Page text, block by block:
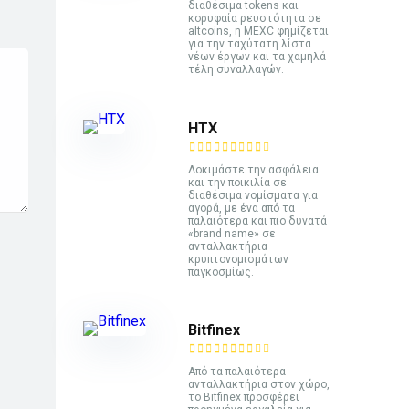
διαθέσιμα tokens και
κορυφαία ρευστότητα σε
altcoins, η MEXC φημίζεται
για την ταχύτατη λίστα
νέων έργων και τα χαμηλά
τέλη συναλλαγών.
HTX
Δοκιμάστε την ασφάλεια
και την ποικιλία σε
διαθέσιμα νομίσματα για
αγορά, με ένα από τα
παλαιότερα και πιο δυνατά
«brand name» σε
ανταλλακτήρια
κρυπτονομισμάτων
παγκοσμίως.
Bitfinex
Από τα παλαιότερα
ανταλλακτήρια στον χώρο,
το Bitfinex προσφέρει